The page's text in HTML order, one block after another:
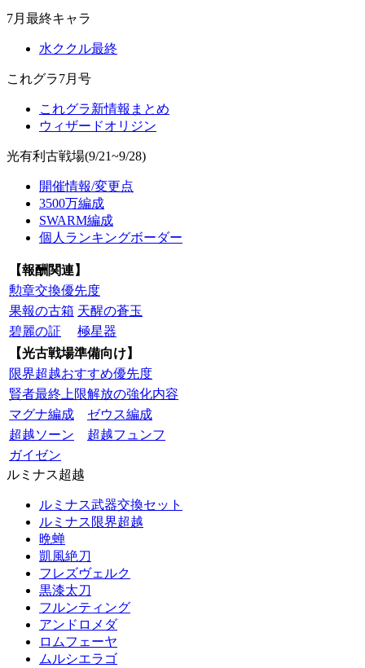
7月最終キャラ
水ククル最終
これグラ7月号
これグラ新情報まとめ
ウィザードオリジン
光有利古戦場(9/21~9/28)
開催情報/変更点
3500万編成
SWARM編成
個人ランキングボーダー
【報酬関連】
勲章交換優先度
果報の古箱 天醒の蒼玉
碧麗の証
極星器
【光古戦場準備向け】
限界超越おすすめ優先度
賢者最終上限解放の強化内容
マグナ編成
ゼウス編成
超越ソーン
超越フュンフ
ガイゼン
ルミナス超越
ルミナス武器交換セット
ルミナス限界超越
晩蝉
凱風絶刀
フレズヴェルク
黒漆太刀
フルンティング
アンドロメダ
ロムフェーヤ
ムルシエラゴ